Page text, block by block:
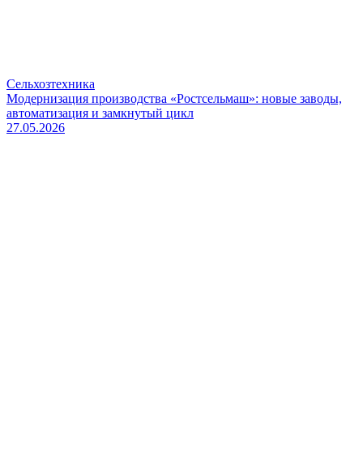
Сельхозтехника
Модернизация производства «Ростсельмаш»: новые заводы,
автоматизация и замкнутый цикл
27.05.2026